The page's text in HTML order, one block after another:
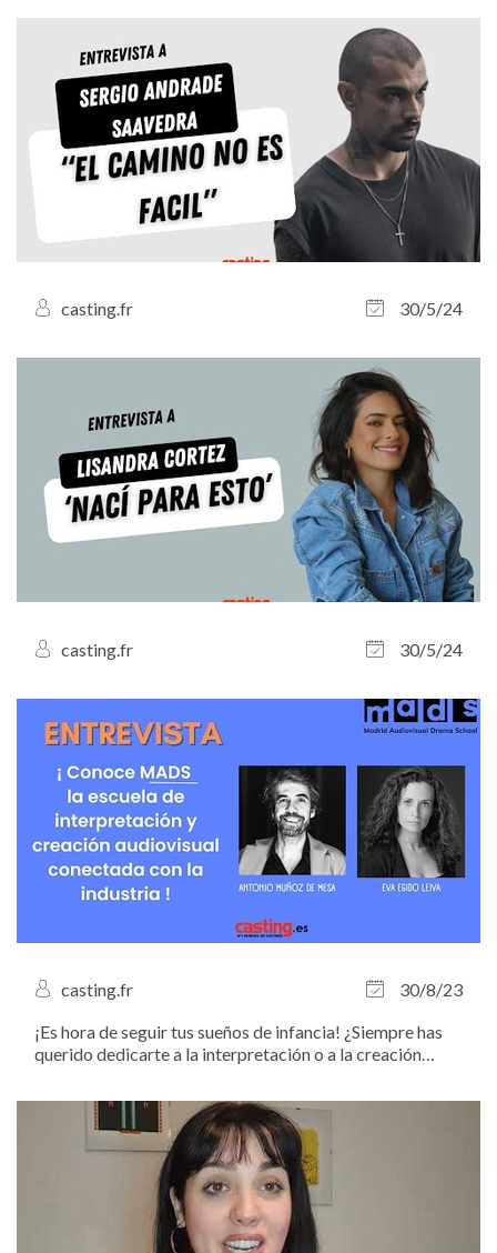
casting.fr 30/5/24
casting.fr 30/5/24
casting.fr
30/8/23
¡Es hora de seguir tus sueños de infancia! ¿Siempre has
querido dedicarte a la interpretación o a la creación
Casting.es te invitamos a descubrir y a formar parte de la
prestigiosa escuela MADS (Madrid...